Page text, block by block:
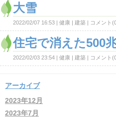
大雪
2022/02/07 16:53 健康 建築 コメント
住宅で消えた500
2022/02/03 23:54 健康 建築 コメント
アーカイブ
2023年12月
2023年7月